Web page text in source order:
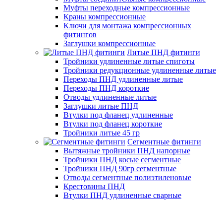
Муфты переходные компрессионные
Краны компрессионные
Ключи для монтажа компрессионных
фитингов
Заглушки компрессионные
Литые ПНД фитинги
Тройники удлиненные литые спиготы
Тройники редукционные удлиненные литые
Переходы ПНД удлиненные литые
Переходы ПНД короткие
Отводы удлиненные литые
Заглушки литые ПНД
Втулки под фланец удлиненные
Втулки под фланец короткие
Тройники литые 45 гр
Сегментные фитинги
Вытяжные тройники ПНД напорные
Тройники ПНД косые сегментные
Тройники ПНД 90гр сегментные
Отводы сегментные полиэтиленовые
Крестовины ПНД
Втулки ПНД удлиненные сварные